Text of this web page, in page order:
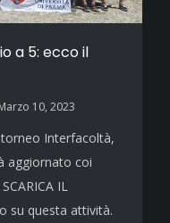
a 5: ecco il
10, 2023
Interfacoltà,
aggiornato coi
IL
su questa attività.